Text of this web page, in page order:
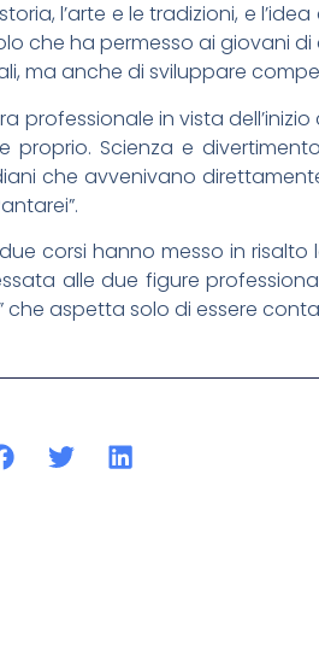
l’arte e le tradizioni, e
che ha permesso ai giovani
ma anche di sviluppare
professionale in vista
proprio. Scienza e
che avvenivano
corsi hanno messo in
alle due figure
che aspetta solo di essere